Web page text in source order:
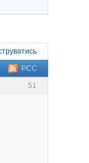
РСС
51